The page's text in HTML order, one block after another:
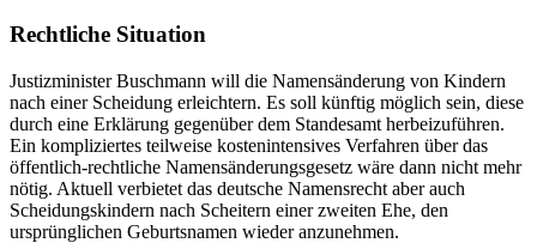
Rechtliche Situation
Justizminister Buschmann will die Namensänderung von Kindern
nach einer Scheidung erleichtern. Es soll künftig möglich sein, diese
durch eine Erklärung gegenüber dem Standesamt herbeizuführen.
Ein kompliziertes teilweise kostenintensives Verfahren über das
öffentlich-rechtliche Namensänderungsgesetz wäre dann nicht mehr
nötig. Aktuell verbietet das deutsche Namensrecht aber auch
Scheidungskindern nach Scheitern einer zweiten Ehe, den
ursprünglichen Geburtsnamen wieder anzunehmen.